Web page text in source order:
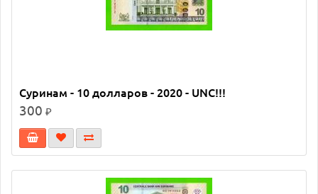
Суринам - 10 долларов - 2020 - UNC!!!
300 ₽